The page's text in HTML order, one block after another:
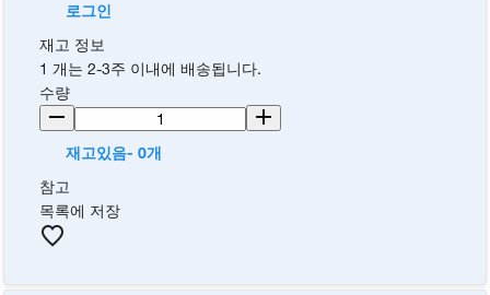
로그인
재고 정보
1 개는 2-3주 이내에 배송됩니다.
수량
재고있음- 0개
참고
목록에 저장